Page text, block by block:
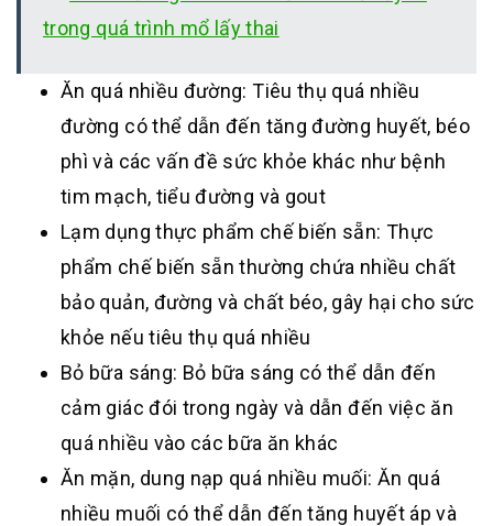
trong quá trình mổ lấy thai
Ăn quá nhiều đường: Tiêu thụ quá nhiều
đường có thể dẫn đến tăng đường huyết, béo
phì và các vấn đề sức khỏe khác như bệnh
tim mạch, tiểu đường và gout
Lạm dụng thực phẩm chế biến sẵn: Thực
phẩm chế biến sẵn thường chứa nhiều chất
bảo quản, đường và chất béo, gây hại cho sức
khỏe nếu tiêu thụ quá nhiều
Bỏ bữa sáng: Bỏ bữa sáng có thể dẫn đến
cảm giác đói trong ngày và dẫn đến việc ăn
quá nhiều vào các bữa ăn khác
Ăn mặn, dung nạp quá nhiều muối: Ăn quá
nhiều muối có thể dẫn đến tăng huyết áp và